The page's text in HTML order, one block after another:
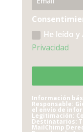
He leído y
Privacidad
Información
Responsable:
el envío de
Legitimación:
Destinatarios:
MailChimp